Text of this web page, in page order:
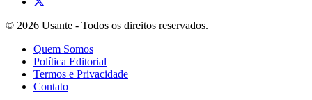
© 2026 Usante - Todos os direitos reservados.
Quem Somos
Política Editorial
Termos e Privacidade
Contato